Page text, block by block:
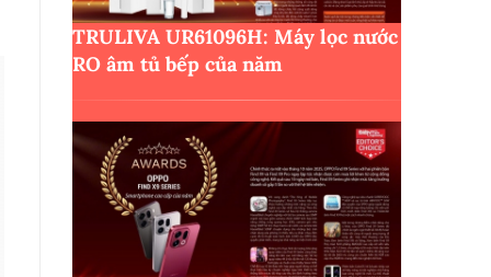
TRULIVA UR61096H: Máy lọc nước
RO âm tủ bếp của năm